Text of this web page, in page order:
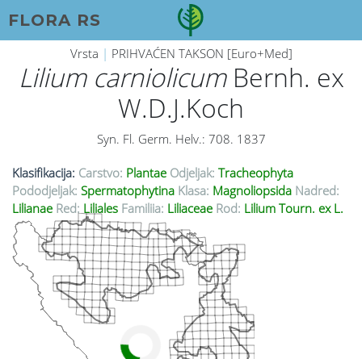
FLORA RS
Vrsta | PRIHVAĆEN TAKSON [Euro+Med]
Lilium carniolicumBernh. ex
W.D.J.Koch
Syn. Fl. Germ. Helv.: 708. 1837
Klasifikacija: Carstvo: Plantae Odjeljak: Tracheophyta
Pododjeljak: Spermatophytina Klasa: Magnoliopsida Nadred:
Lilianae Red: Liliales Familija: Liliaceae Rod: Lilium Tourn. ex L.